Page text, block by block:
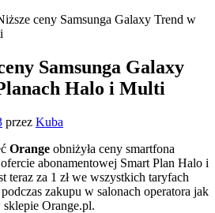
ceny Samsunga Galaxy Trend w
Samsunga Galaxy
Halo i Multi
przez Kuba
Orange obniżyła ceny smartfona
abonamentowej Smart Plan Halo i
teraz za 1 zł we wszystkich taryfach
zakupu w salonach operatora jak
Orange.pl.